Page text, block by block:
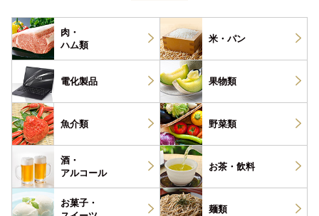
肉・
ハム類
米・パン
電化製品 果物類
魚介類 野菜類
酒・
アルコール
お茶・ 飲料
お菓子・
麺類